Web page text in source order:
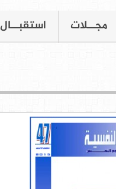
استقبــال مجــلات